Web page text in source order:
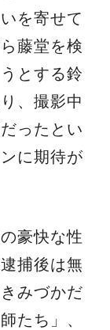
を寄せて
藤堂を検
とする鈴
、撮影中
ったとい
に期待が
豪快な性
捕後は無
みづかだ
たち」、